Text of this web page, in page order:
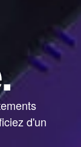
d'un